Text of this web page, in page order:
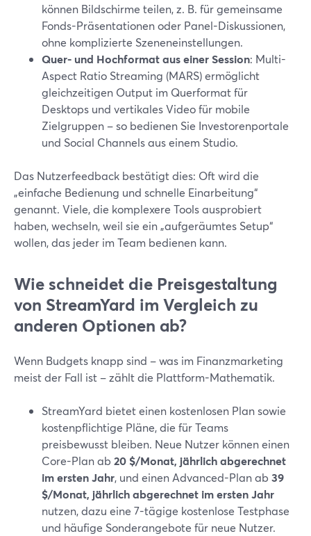
können Bildschirme teilen, z. B. für gemeinsame
Fonds-Präsentationen oder Panel-Diskussionen,
ohne komplizierte Szeneneinstellungen.
Quer- und Hochformat aus einer Session: Multi-
Aspect Ratio Streaming (MARS) ermöglicht
gleichzeitigen Output im Querformat für
Desktops und vertikales Video für mobile
Zielgruppen – so bedienen Sie Investorenportale
und Social Channels aus einem Studio.
Das Nutzerfeedback bestätigt dies: Oft wird die
„einfache Bedienung und schnelle Einarbeitung“
genannt. Viele, die komplexere Tools ausprobiert
haben, wechseln, weil sie ein „aufgeräumtes Setup“
wollen, das jeder im Team bedienen kann.
Wie schneidet die Preisgestaltung
von StreamYard im Vergleich zu
anderen Optionen ab?
Wenn Budgets knapp sind – was im Finanzmarketing
meist der Fall ist – zählt die Plattform-Mathematik.
StreamYard bietet einen kostenlosen Plan sowie
kostenpflichtige Pläne, die für Teams
preisbewusst bleiben. Neue Nutzer können einen
Core-Plan ab 20 $/Monat, jährlich abgerechnet
im ersten Jahr, und einen Advanced-Plan ab 39
$/Monat, jährlich abgerechnet im ersten Jahr
nutzen, dazu eine 7-tägige kostenlose Testphase
und häufige Sonderangebote für neue Nutzer.